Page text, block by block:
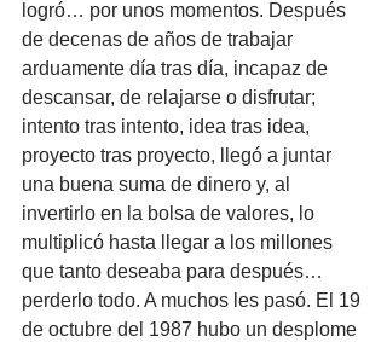
logró… por unos momentos. Después
de decenas de años de trabajar
arduamente día tras día, incapaz de
descansar, de relajarse o disfrutar;
intento tras intento, idea tras idea,
proyecto tras proyecto, llegó a juntar
una buena suma de dinero y, al
invertirlo en la bolsa de valores, lo
multiplicó hasta llegar a los millones
que tanto deseaba para después…
perderlo todo. A muchos les pasó. El 19
de octubre del 1987 hubo un desplome